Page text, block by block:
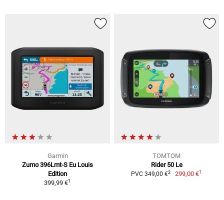
Garmin
Zumo 396Lmt-S Eu Louis
Edition
399,99 €1
TOMTOM
Rider 50 Le
PVC 349,00 €2 299,00 €1